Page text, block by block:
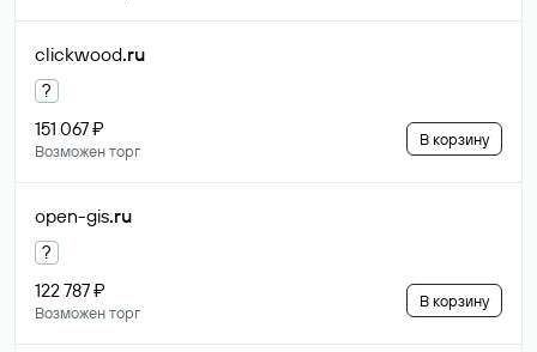
clickwood.ru
?
151 067 ₽
Возможен торг
В корзину
open-gis.ru
?
122 787 ₽
Возможен торг
В корзину